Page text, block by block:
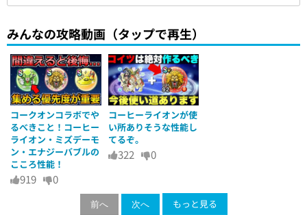
みんなの攻略動画（タップで再生）
コークオンコラボでや
るべきこと！コーヒー
ライオン・ミズデーモ
ン・エナジーバブルの
こころ性能！
919 0
コーヒーライオンが使
い所ありそうな性能し
てるぞ。
322 0
前へ 次へ もっと見る